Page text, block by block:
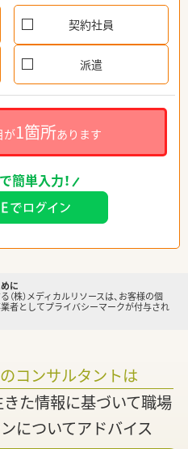
契約社員
派遣
が1箇所あります
簡単入力！
に
株）メディカルリソースは、お客様の個
者としてプライバシーマークが付与され
コンサルタントは
た情報に基づいて職場
についてアドバイス